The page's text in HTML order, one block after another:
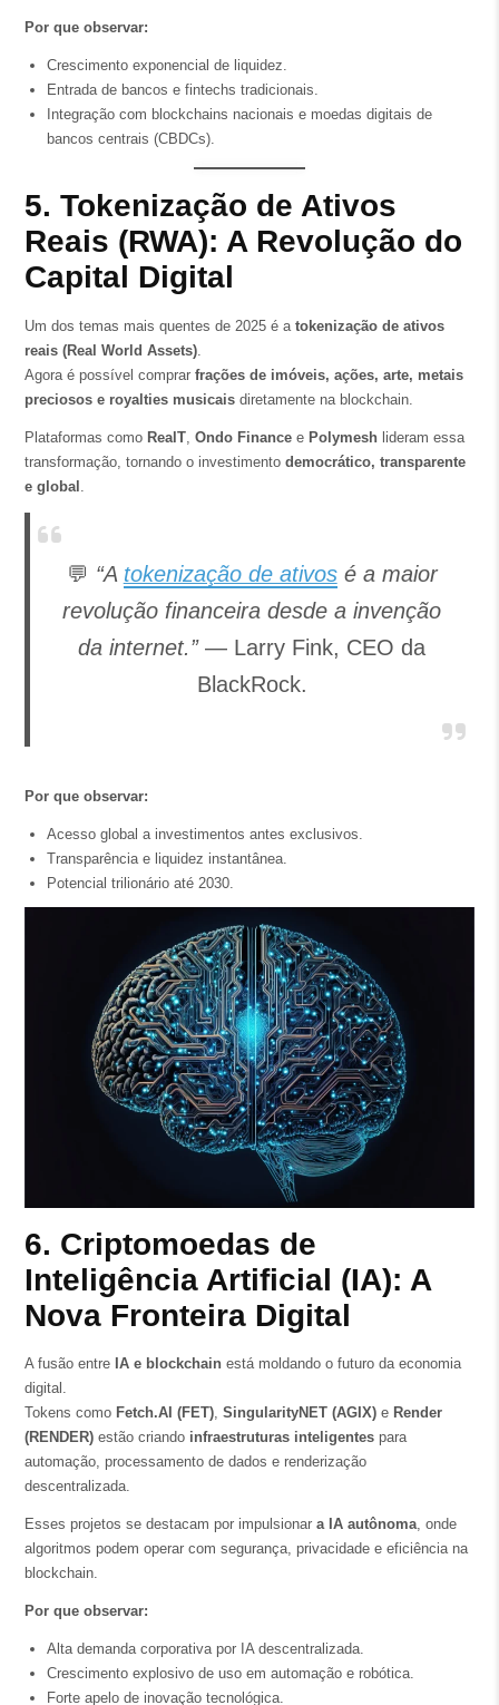
Por que observar:
Crescimento exponencial de liquidez.
Entrada de bancos e fintechs tradicionais.
Integração com blockchains nacionais e moedas digitais de
bancos centrais (CBDCs).
5. Tokenização de Ativos
Reais (RWA): A Revolução do
Capital Digital
Um dos temas mais quentes de 2025 é a tokenização de ativos
reais (Real World Assets).
Agora é possível comprar frações de imóveis, ações, arte, metais
preciosos e royalties musicaisdiretamente na blockchain.
Plataformas como RealT, Ondo Financee Polymeshlideram essa
transformação, tornando o investimento democrático, transparente
e global .
💬 “A tokenização de ativosé a maior
revolução financeira desde a invenção
da internet.”— Larry Fink, CEO da
BlackRock.
Por que observar:
Acesso global a investimentos antes exclusivos.
Transparência e liquidez instantânea.
Potencial trilionário até 2030.
6. Criptomoedas de
Inteligência Artificial (IA): A
Nova Fronteira Digital
A fusão entre IA e blockchainestá moldando o futuro da economia
digital.
Tokens como Fetch.AI (FET), SingularityNET (AGIX)e Render
(RENDER)estão criando infraestruturas inteligentespara
automação, processamento de dados e renderização
descentralizada.
Esses projetos se destacam por impulsionar a IA autônoma, onde
algoritmos podem operar com segurança, privacidade e eficiência na
blockchain.
Por que observar:
Alta demanda corporativa por IA descentralizada.
Crescimento explosivo de uso em automação e robótica.
Forte apelo de inovação tecnológica.